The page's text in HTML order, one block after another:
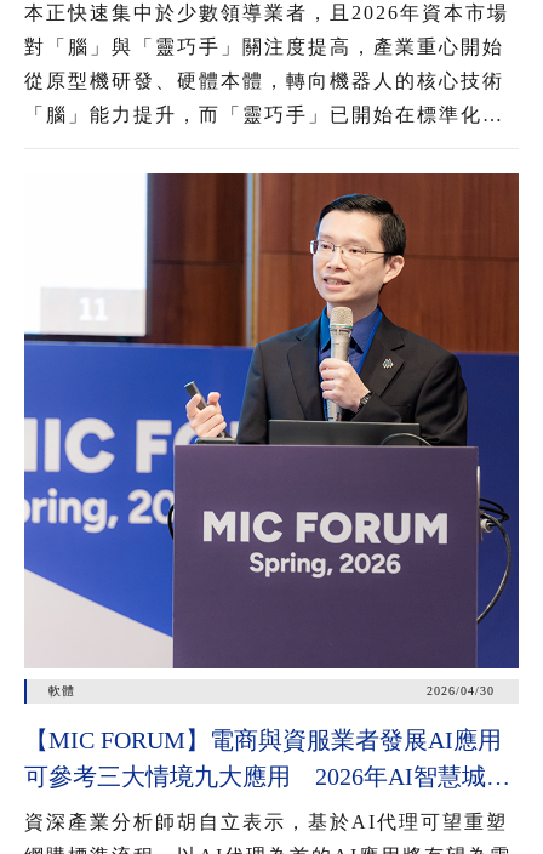
本正快速集中於少數領導業者，且2026年資本市場
對「腦」與「靈巧手」關注度提高，產業重心開始
從原型機研發、硬體本體，轉向機器人的核心技術
「腦」能力提升，而「靈巧手」已開始在標準化工
軟體 2026/04/30
【MIC FORUM】電商與資服業者發展AI應用
可參考三大情境九大應用 2026年AI智慧城市
公共服務應用有三大趨勢
資深產業分析師胡自立表示，基於AI代理可望重塑